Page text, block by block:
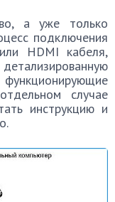
а уже только
подключения
HDMI кабеля,
случае
инструкцию и